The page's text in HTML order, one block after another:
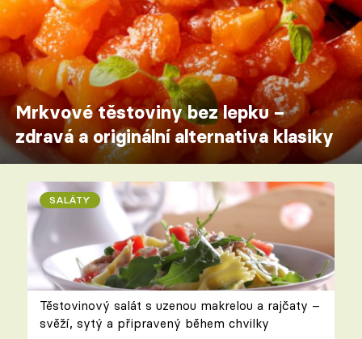
Mrkvové těstoviny bez lepku –
zdravá a originální alternativa klasiky
SALÁTY
Těstovinový salát s uzenou makrelou a rajčaty –
svěží, sytý a připravený během chvilky